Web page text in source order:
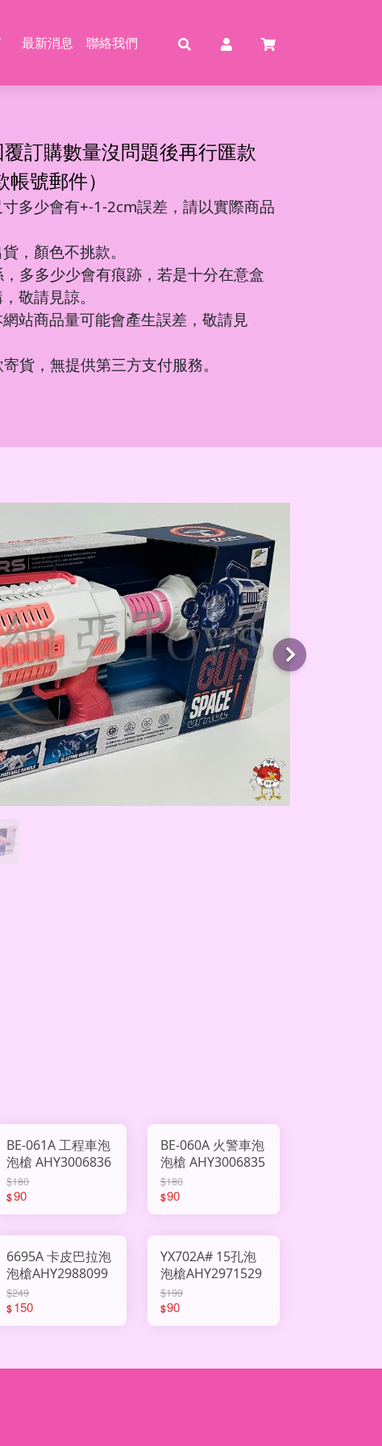
切切樂/仿真食物
餐具/廚具
DIY飾品/配件/魔法棒
化妝台/梳妝台
泡泡機
技
互動/戶外玩具
消防系列
停車場/軌道車
多美小汽車
模型/合金車
迷你特工/恐龍特工/動畫
帳篷
彈力球/充氣球
電話造型恐龍蛋
軌道滾珠積木/螺絲釘積木
大顆粒主題積木
陸軍
太空/星際積木
摩托車積木
警察/民航系列
海盜/中古系列
泰迪/暴力/可愛熊
街景積木
日式街景植物造型
歷史/三國/水滸傳
學習用品
削筆器
修正系列
著色本/沙畫
貼紙/安靜書
咕卡/火漆/奶油膠
螢光筆/馬克筆
鉛筆/自動鉛筆
圓珠筆
線圈本
鎖本/密碼本
素描本/畫圖本
洗碗布/菜瓜布
賣
最新消息 聯絡我們
覆訂購數量沒問題後再行匯款
號郵件）
寸多少會有+-1-2cm誤差，請以實際商品
，顏色不挑款。
多多少少會有痕跡，若是十分在意盒
敬請見諒。
站商品量可能會產生誤差，敬請見
貨，無提供第三方支付服務。
BE-061A 工程車泡
泡槍 AHY3006836
$180
$90
BE-060A 火警車泡
泡槍 AHY3006835
$180
$90
6695A 卡皮巴拉泡
泡槍AHY2988099
$249
$150
YX702A# 15孔泡
泡槍AHY2971529
$199
$90